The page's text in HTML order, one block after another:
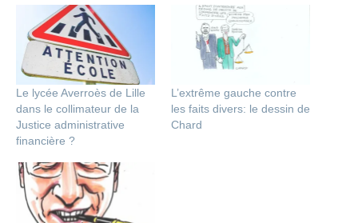
Le lycée Averroès de Lille
dans le collimateur de la
Justice administrative
financière ?
L’extrême gauche contre
les faits divers: le dessin de
Chard